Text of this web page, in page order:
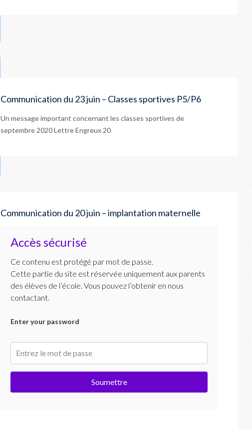
Communication du 23 juin – Classes sportives P5/P6
Un message important concernant les classes sportives de
septembre 2020 Lettre Engreux 20
Communication du 20 juin – implantation maternelle
Accès sécurisé
Ce contenu est protégé par mot de passe.
Cette partie du site est réservée uniquement aux parents
des élèves de l’école. Vous pouvez l’obtenir en nous
contactant.
Enter your password
Soumettre